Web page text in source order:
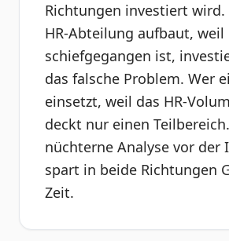
Richtungen investiert wird.
HR-Abteilung aufbaut, weil
schiefgegangen ist,
das falsche Problem. Wer
einsetzt, weil das HR-
deckt nur einen
nüchterne Analyse vor der
spart in beide Richtungen
Zeit.